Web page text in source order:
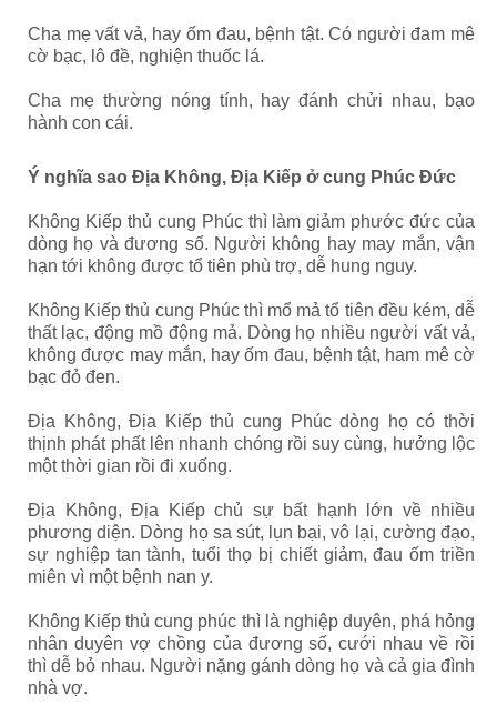
Cha mẹ vất vả, hay ốm đau, bệnh tật. Có người đam mê
cờ bạc, lô đề, nghiện thuốc lá.
Cha mẹ thường nóng tính, hay đánh chửi nhau, bạo
hành con cái.
Ý nghĩa sao Địa Không, Địa Kiếp ở cung Phúc Đức
Không Kiếp thủ cung Phúc thì làm giảm phước đức của
dòng họ và đương số. Người không hay may mắn, vận
hạn tới không được tổ tiên phù trợ, dễ hung nguy.
Không Kiếp thủ cung Phúc thì mổ mả tổ tiên đều kém, dễ
thất lạc, động mồ động mả. Dòng họ nhiều người vất vả,
không được may mắn, hay ốm đau, bệnh tật, ham mê cờ
bạc đỏ đen.
Địa Không, Địa Kiếp thủ cung Phúc dòng họ có thời
thịnh phát phất lên nhanh chóng rồi suy cùng, hưởng lộc
một thời gian rồi đi xuống.
Địa Không, Địa Kiếp chủ sự bất hạnh lớn về nhiều
phương diện. Dòng họ sa sút, lụn bại, vô lại, cường đạo,
sự nghiệp tan tành, tuổi thọ bị chiết giảm, đau ốm triền
miên vì một bệnh nan y.
Không Kiếp thủ cung phúc thì là nghiệp duyên, phá hỏng
nhân duyên vợ chồng của đương số, cưới nhau về rồi
thì dễ bỏ nhau. Người nặng gánh dòng họ và cả gia đình
nhà vợ.